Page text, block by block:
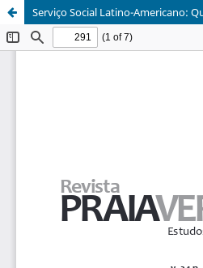
Serviço Social Latino-Americano: